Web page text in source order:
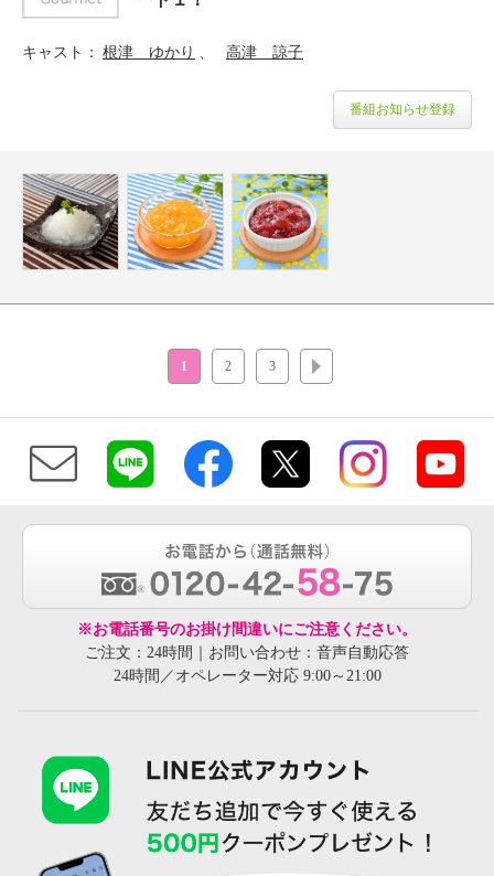
キャスト 根津 ゆかり 高津 諒子
番組お知らせ登録
1 2 3
※お電話番号のお掛け間違いにご注意ください。
ご注文：24時間｜お問い合わせ：音声自動応答
24時間／オペレーター対応 9:00～21:00